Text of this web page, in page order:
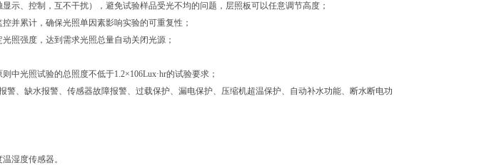
示、控制，互不干扰），避免试验样品受光不均的问题，层照板可以任意调节高度；
并累计，确保光照单因素影响实验的可重复性；
照强度，达到需求光照总量自动关闭光源；
中光照试验的总照度不低于1.2×106Lux·hr的试验要求；
、缺水报警、传感器故障报警、过载保护、漏电保护、压缩机超温保护、自动补水功能、断水断电功
湿度传感器。